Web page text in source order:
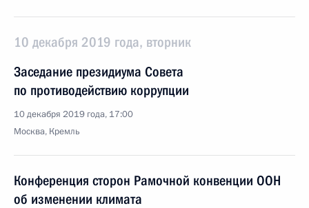
10 декабря 2019 года, вторник
Заседание президиума Совета
по противодействию коррупции
10 декабря 2019 года, 17:00
Москва, Кремль
Конференция сторон Рамочной конвенции ООН
об изменении климата